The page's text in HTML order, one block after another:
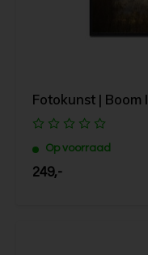
Fotokunst | Boom I
Op voorraad
249,-